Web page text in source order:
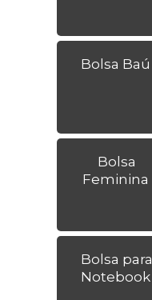
Bolsa Baú
Bolsa
Feminina
Bolsa para
Notebook